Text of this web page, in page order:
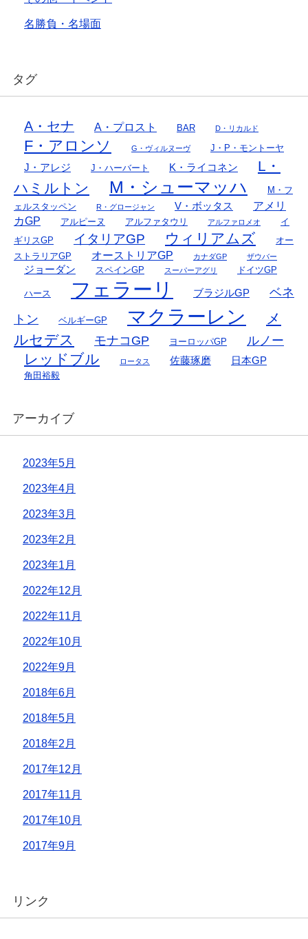
名勝負・名場面
タグ
A・セナ A・プロスト BAR D・リカルド
F・アロンソ G・ヴィルヌーヴ J・P・モントーヤ
J・アレジ J・ハーバート K・ライコネン
L・
ハミルトン
M・シューマッハ
M・フ
ェルスタッペン
R・グロージャン V・ボッタス
アメリ
カGP
アルピーヌ アルファタウリ アルファロメオ
イ
ギリスGP
イタリアGP ウィリアムズ
オー
ストラリアGP
オーストリアGP カナダGP ザウバー
ジョーダン スペインGP スーパーアグリ ドイツGP
ハース フェラーリ ブラジルGP
ベネ
トン
ベルギーGP マクラーレン
メ
ルセデス
モナコGP ヨーロッパGP ルノー
レッドブル ロータス 佐藤琢磨 日本GP
角田裕毅
アーカイブ
2023年5月
2023年4月
2023年3月
2023年2月
2023年1月
2022年12月
2022年11月
2022年10月
2022年9月
2018年6月
2018年5月
2018年2月
2017年12月
2017年11月
2017年10月
2017年9月
リンク